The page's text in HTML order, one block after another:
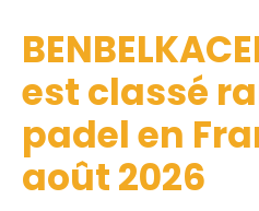
est classé
padel en
août 2026